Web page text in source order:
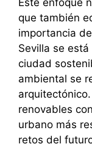
Este enfoque
que también
importancia
Sevilla se
ciudad
ambiental se
renovables
urbano más
retos del